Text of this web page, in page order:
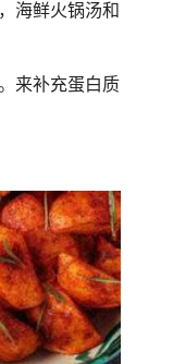
海鲜火锅汤和
来补充蛋白质